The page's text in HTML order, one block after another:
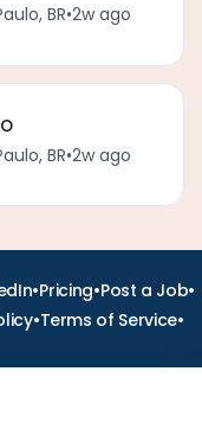
BR•2w ago
BR•2w ago
•Pricing•Post a Job•
•Terms of Service•